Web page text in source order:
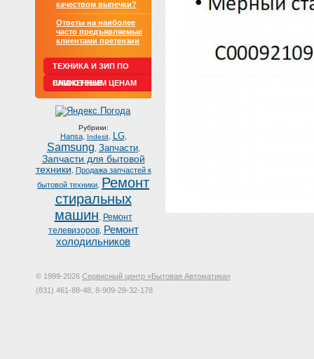
качеством выпечки?
Ответы на наиболее
часто предъявляемые
клиентами претензии
ТЕХНИКА И ЗИП ПО
СНИЖЕННЫМ ЦЕНАМ
ВАШ ОТЗЫВ
Рубрики:
Hansa, Indesit, LG,
Samsung Запчасти,
Запчасти для бытовой
техники Продажа запчастей к
бытовой техники Ремонт
стиральных
машин
Ремонт
телевизоров,
Ремонт
холодильников
© 1999-2026 Сервисный центр «Бытовая Автоматика»
(831) 461-88-48, 8-909-28-32-178